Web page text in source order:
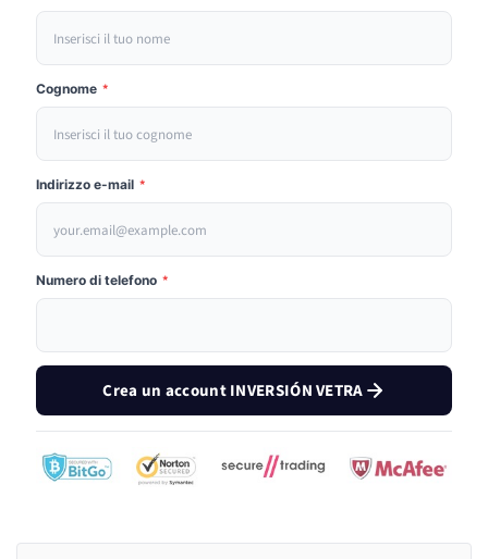
Cognome *
Indirizzo e-mail *
Numero di telefono *
Crea un account INVERSIÓN VETRA